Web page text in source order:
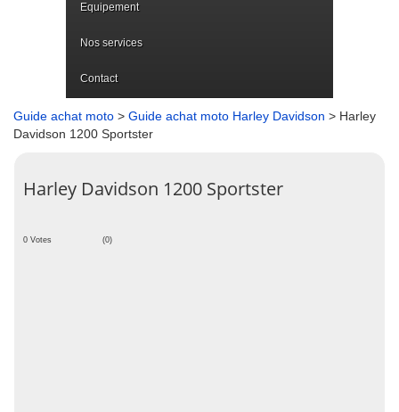
Equipement
Nos services
Contact
Guide achat moto > Guide achat moto Harley Davidson > Harley
Davidson 1200 Sportster
Harley Davidson 1200 Sportster
0 Votes (0)